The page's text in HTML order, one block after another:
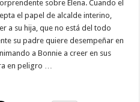
sobre Elena. Cuando el
el papel de alcalde interino,
a su hija, que no está del todo
su padre quiere desempeñar en
a Bonnie a creer en sus
en peligro …